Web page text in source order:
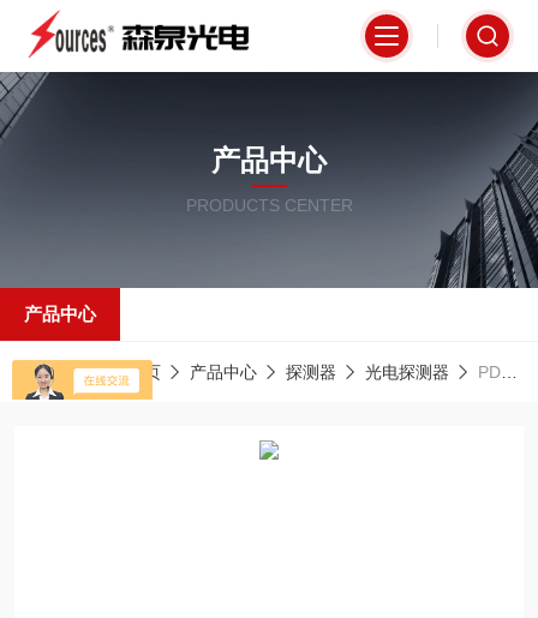
产品中心
PRODUCTS CENTER
产品中心
当前位置：首页 产品中心 探测器 光电探测器 PDA015C2铟镓砷光电探测器，自由空间型，带放大